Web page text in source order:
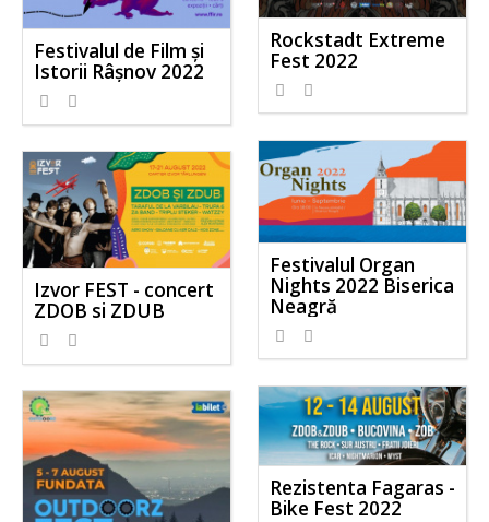
Rockstadt Extreme
Fest 2022
926
Festivalul de Film şi
Istorii Râşnov 2022
866
Festivalul Organ
Nights 2022 Biserica
Neagră
1340
Izvor FEST - concert
ZDOB si ZDUB
1430
Rezistenta Fagaras -
Bike Fest 2022